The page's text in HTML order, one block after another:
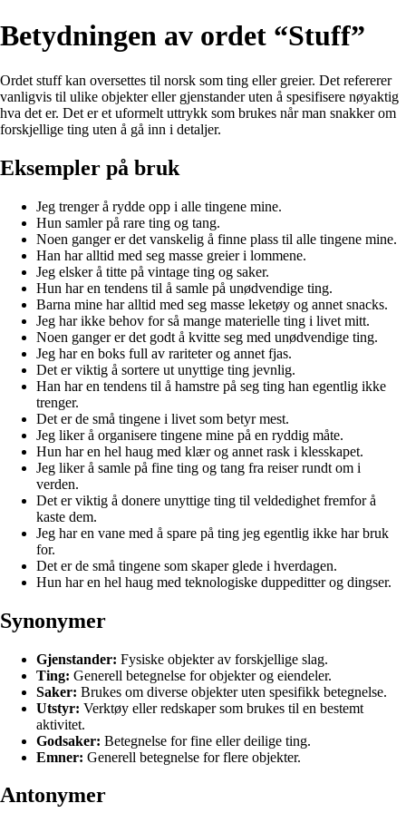
Betydningen av ordet “Stuff”
Ordet stuff kan oversettes til norsk som ting eller greier. Det refererer
vanligvis til ulike objekter eller gjenstander uten å spesifisere nøyaktig
hva det er. Det er et uformelt uttrykk som brukes når man snakker om
forskjellige ting uten å gå inn i detaljer.
Eksempler på bruk
Jeg trenger å rydde opp i alle tingene mine.
Hun samler på rare ting og tang.
Noen ganger er det vanskelig å finne plass til alle tingene mine.
Han har alltid med seg masse greier i lommene.
Jeg elsker å titte på vintage ting og saker.
Hun har en tendens til å samle på unødvendige ting.
Barna mine har alltid med seg masse leketøy og annet snacks.
Jeg har ikke behov for så mange materielle ting i livet mitt.
Noen ganger er det godt å kvitte seg med unødvendige ting.
Jeg har en boks full av rariteter og annet fjas.
Det er viktig å sortere ut unyttige ting jevnlig.
Han har en tendens til å hamstre på seg ting han egentlig ikke
trenger.
Det er de små tingene i livet som betyr mest.
Jeg liker å organisere tingene mine på en ryddig måte.
Hun har en hel haug med klær og annet rask i klesskapet.
Jeg liker å samle på fine ting og tang fra reiser rundt om i
verden.
Det er viktig å donere unyttige ting til veldedighet fremfor å
kaste dem.
Jeg har en vane med å spare på ting jeg egentlig ikke har bruk
for.
Det er de små tingene som skaper glede i hverdagen.
Hun har en hel haug med teknologiske duppeditter og dingser.
Synonymer
Gjenstander: Fysiske objekter av forskjellige slag.
Ting: Generell betegnelse for objekter og eiendeler.
Saker: Brukes om diverse objekter uten spesifikk betegnelse.
Utstyr: Verktøy eller redskaper som brukes til en bestemt
aktivitet.
Godsaker: Betegnelse for fine eller deilige ting.
Emner: Generell betegnelse for flere objekter.
Antonymer